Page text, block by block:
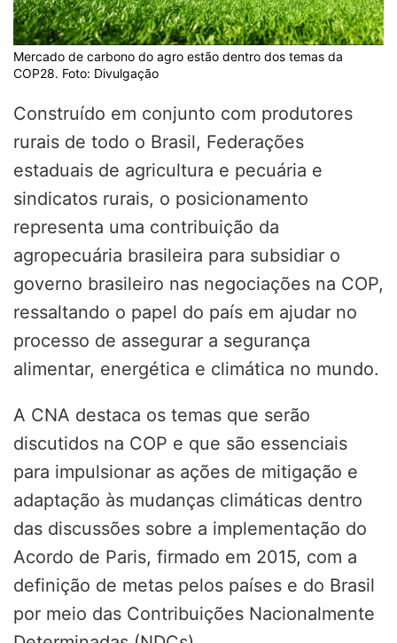
Mercado de carbono do agro estão dentro dos temas da
COP28. Foto: Divulgação
Construído em conjunto com produtores
rurais de todo o Brasil, Federações
estaduais de agricultura e pecuária e
sindicatos rurais, o posicionamento
representa uma contribuição da
agropecuária brasileira para subsidiar o
governo brasileiro nas negociações na COP,
ressaltando o papel do país em ajudar no
processo de assegurar a segurança
alimentar, energética e climática no mundo.
A CNA destaca os temas que serão
discutidos na COP e que são essenciais
para impulsionar as ações de mitigação e
adaptação às mudanças climáticas dentro
das discussões sobre a implementação do
Acordo de Paris, firmado em 2015, com a
definição de metas pelos países e do Brasil
por meio das Contribuições Nacionalmente